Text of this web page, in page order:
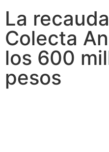
La
Colecta
los 600
pesos